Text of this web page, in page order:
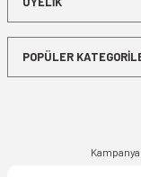
POPÜLER